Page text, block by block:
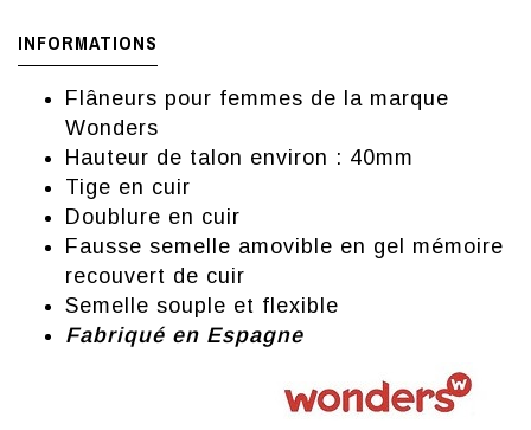
INFORMATIONS
Flâneurs pour femmes de la marque
Wonders
Hauteur de talon environ : 40mm
Tige en cuir
Doublure en cuir
Fausse semelle amovible en gel mémoire
recouvert de cuir
Semelle souple et flexible
Fabriqué en Espagne